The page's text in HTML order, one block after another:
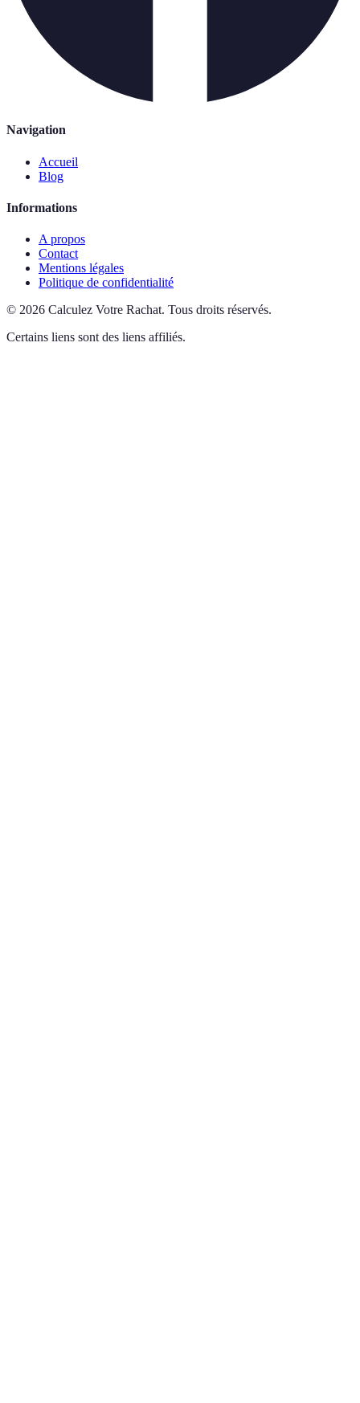
Navigation
Accueil
Blog
Informations
A propos
Contact
Mentions légales
Politique de confidentialité
© 2026 Calculez Votre Rachat. Tous droits réservés.
Certains liens sont des liens affiliés.